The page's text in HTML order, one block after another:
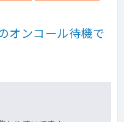
オンコール待機で